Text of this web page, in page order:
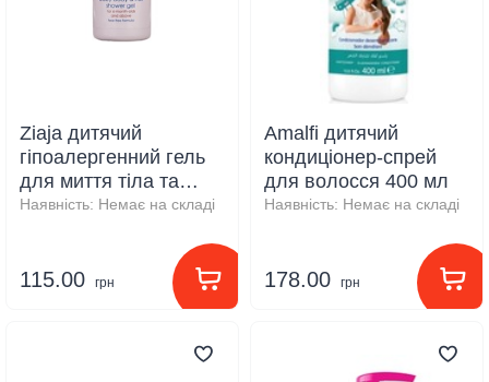
Ziaja дитячий
гіпоалергенний гель
для миття тіла та
волосся 400 мл
Наявність: Немає на складі
115.00 грн
Amalfі дитячий
кондиціонер-спрей
для волосся 400 мл
Наявність: Немає на складі
178.00 грн